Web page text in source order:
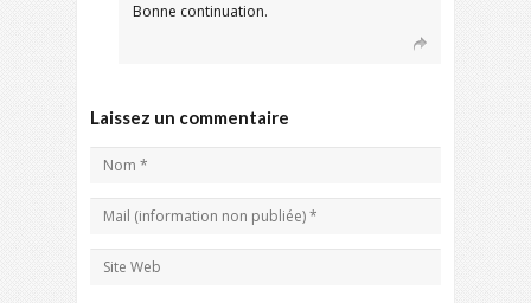
Bonne continuation.
Laissez un commentaire